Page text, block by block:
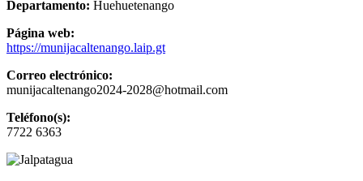
Departamento: Huehuetenango
Página web:
https://munijacaltenango.laip.gt
Correo electrónico:
munijacaltenango2024-2028@hotmail.com
Teléfono(s):
7722 6363